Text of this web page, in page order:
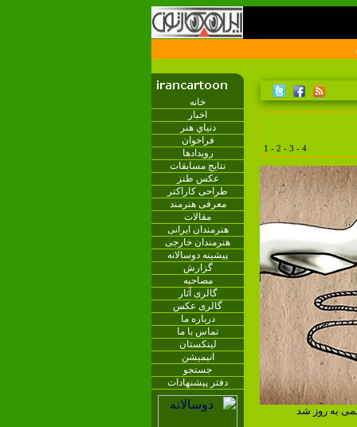
خانه
اخبار
دنياي هنر
فراخوان
رویدادها
نتایج مسابقات
عکس طنز
طراحی کاراکتر
معرفی هنرمند
مقالات
هنرمندان ایرانی
هنرمندان خارجی
پیشینه دوسالانه
گزارش
مصاحبه
گالری آثار
گالری عکس
درباره ما
تماس با ما
لینکستان
انیمیشن
جستجو
دفتر پیشنهادات
1 - 2 - 3 - 4
به روز شد